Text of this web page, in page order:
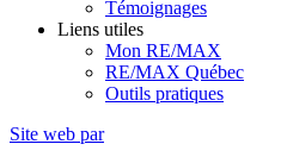
Témoignages
Liens utiles
Mon RE/MAX
RE/MAX Québec
Outils pratiques
Site web par